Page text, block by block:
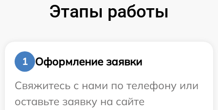
Этапы работы
1
Оформление заявки
Свяжитесь с нами по телефону или
оставьте заявку на сайте